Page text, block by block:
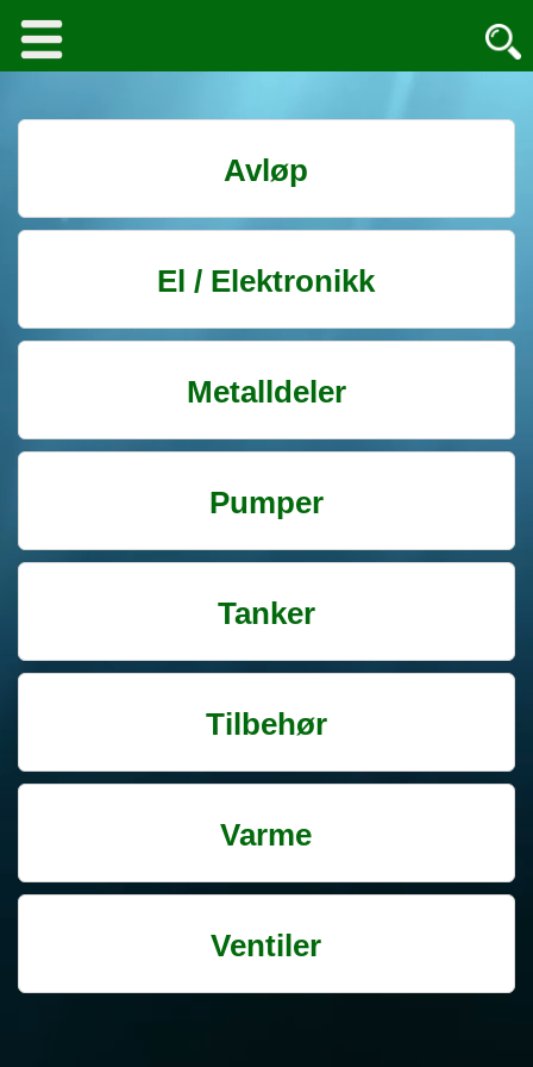
Avløp
El / Elektronikk
Metalldeler
Pumper
Tanker
Tilbehør
Varme
Ventiler